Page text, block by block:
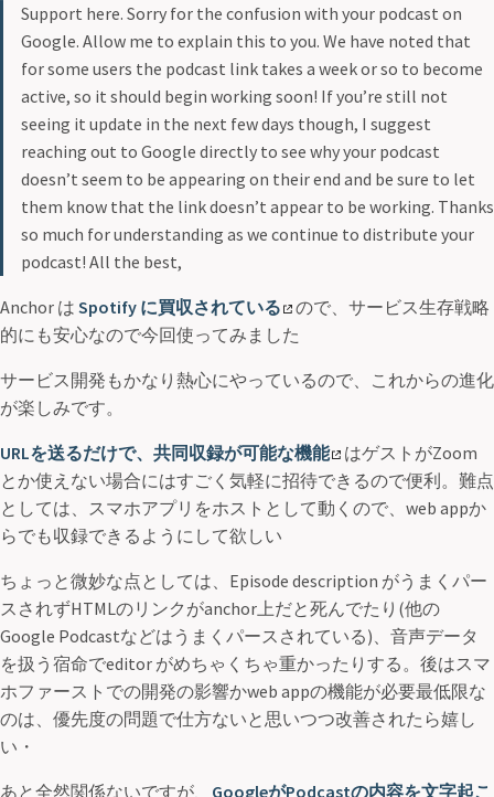
Support here. Sorry for the confusion with your podcast on
Google. Allow me to explain this to you. We have noted that
for some users the podcast link takes a week or so to become
active, so it should begin working soon! If you’re still not
seeing it update in the next few days though, I suggest
reaching out to Google directly to see why your podcast
doesn’t seem to be appearing on their end and be sure to let
them know that the link doesn’t appear to be working. Thanks
so much for understanding as we continue to distribute your
podcast! All the best,
Anchor は Spotify に買収されている
ので、サービス生存戦略
的にも安心なので今回使ってみました
サービス開発もかなり熱心にやっているので、これからの進化
が楽しみです。
URLを送るだけで、共同収録が可能な機能
はゲストがZoom
とか使えない場合にはすごく気軽に招待できるので便利。難点
としては、スマホアプリをホストとして動くので、web appか
らでも収録できるようにして欲しい
ちょっと微妙な点としては、Episode description がうまくパー
スされずHTMLのリンクがanchor上だと死んでたり(他の
Google Podcastなどはうまくパースされている)、音声データ
を扱う宿命でeditor がめちゃくちゃ重かったりする。後はスマ
ホファーストでの開発の影響かweb appの機能が必要最低限な
のは、優先度の問題で仕方ないと思いつつ改善されたら嬉し
い・
あと全然関係ないですが、 GoogleがPodcastの内容を文字起こ